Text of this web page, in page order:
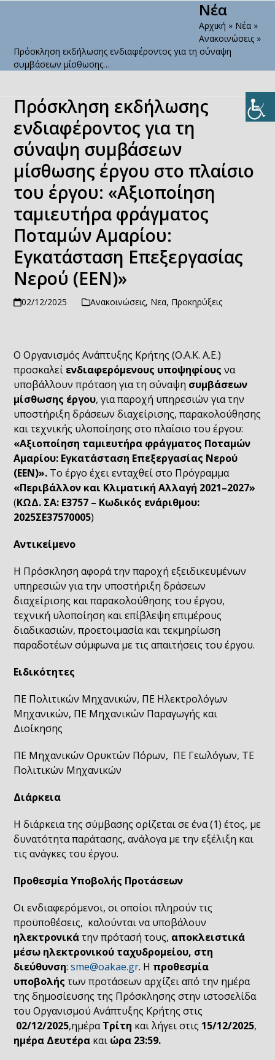
menu
menu
Νέα
Αρχική » Νέα»
Ανακοινώσεις»
Πρόσκληση εκδήλωσης ενδιαφέροντος για τη σύναψη
συμβάσεων μίσθωσης…
Πρόσκληση εκδήλωσης
ενδιαφέροντος για τη
σύναψη συμβάσεων
μίσθωσης έργου στο πλαίσιο
του έργου: «Αξιοποίηση
ταμιευτήρα φράγματος
Ποταμών Αμαρίου:
Εγκατάσταση Επεξεργασίας
Νερού (ΕΕΝ)»
02/12/2025 Ανακοινώσεις, Νεα, Προκηρύξεις
Ο Οργανισμός Ανάπτυξης Κρήτης (Ο.Α.Κ. Α.Ε.)
προσκαλεί ενδιαφερόμενους υποψηφίους να
υποβάλλουν πρόταση για τη σύναψη συμβάσεων
μίσθωσης έργου, για παροχή υπηρεσιών για την
υποστήριξη δράσεων διαχείρισης, παρακολούθησης
και τεχνικής υλοποίησης στο πλαίσιο του έργου:
«Αξιοποίηση ταμιευτήρα φράγματος Ποταμών
Αμαρίου: Εγκατάσταση Επεξεργασίας Νερού
(ΕΕΝ)». Το έργο έχει ενταχθεί στο Πρόγραμμα
«Περιβάλλον και Κλιματική Αλλαγή 2021–2027»
(ΚΩΔ. ΣΑ: Ε3757 – Κωδικός ενάριθμου:
2025ΣΕ37570005)
Αντικείμενο
Η Πρόσκληση αφορά την παροχή εξειδικευμένων
υπηρεσιών για την υποστήριξη δράσεων
διαχείρισης και παρακολούθησης του έργου,
τεχνική υλοποίηση και επίβλεψη επιμέρους
διαδικασιών, προετοιμασία και τεκμηρίωση
παραδοτέων σύμφωνα με τις απαιτήσεις του έργου.
Ειδικότητες
ΠΕ Πολιτικών Μηχανικών, ΠΕ Ηλεκτρολόγων
Μηχανικών, ΠΕ Μηχανικών Παραγωγής και
Διοίκησης
ΠΕ Μηχανικών Ορυκτών Πόρων, ΠΕ Γεωλόγων, ΤΕ
Πολιτικών Μηχανικών
Διάρκεια
Η διάρκεια της σύμβασης ορίζεται σε ένα (1) έτος, με
δυνατότητα παράτασης, ανάλογα με την εξέλιξη και
τις ανάγκες του έργου.
Προθεσμία Υποβολής Προτάσεων
Οι ενδιαφερόμενοι, οι οποίοι πληρούν τις
προϋποθέσεις, καλούνται να υποβάλουν
ηλεκτρονικάτην πρότασή τους, αποκλειστικά
μέσω ηλεκτρονικού ταχυδρομείου, στη
διεύθυνση:sme@oakae.gr. Η προθεσμία
υποβολής των προτάσεων αρχίζει από την ημέρα
της δημοσίευσης της Πρόσκλησης στην ιστοσελίδα
του Οργανισμού Ανάπτυξης Κρήτης στις
02/12/2025,ημέραΤρίτη και λήγει στις 15/12/2025,
ημέρα Δευτέρα και ώρα 23:59.